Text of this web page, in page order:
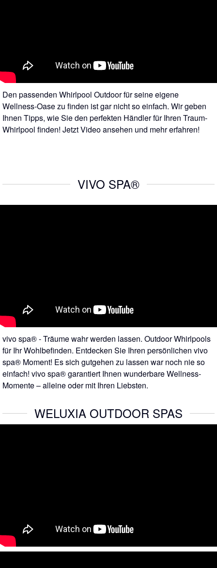
Den passenden Whirlpool Outdoor für seine eigene
Wellness-Oase zu finden ist gar nicht so einfach. Wir geben
Ihnen Tipps, wie Sie den perfekten Händler für Ihren Traum-
Whirlpool finden! Jetzt Video ansehen und mehr erfahren!
VIVO SPA®
vivo spa® - Träume wahr werden lassen. Outdoor Whirlpools
für Ihr Wohlbefinden. Entdecken Sie Ihren persönlichen vivo
spa® Moment! Es sich gutgehen zu lassen war noch nie so
einfach! vivo spa® garantiert Ihnen wunderbare Wellness-
Momente – alleine oder mit Ihren Liebsten.
WELUXIA OUTDOOR SPAS